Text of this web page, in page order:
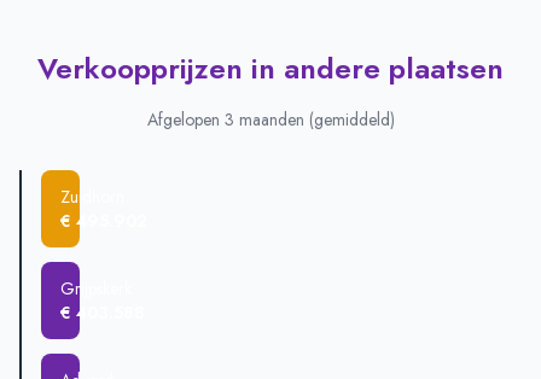
Verkoopprijzen in andere plaatsen
Afgelopen 3 maanden (gemiddeld)
Zuidhorn
€ 495.902
Grijpskerk
€ 403.588